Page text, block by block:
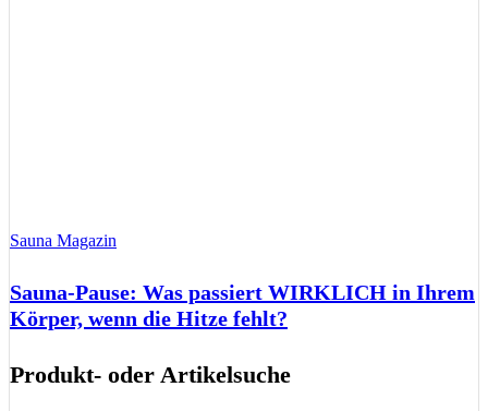
Sauna Magazin
Sauna-Pause: Was passiert WIRKLICH in Ihrem
Körper, wenn die Hitze fehlt?
Produkt- oder Artikelsuche